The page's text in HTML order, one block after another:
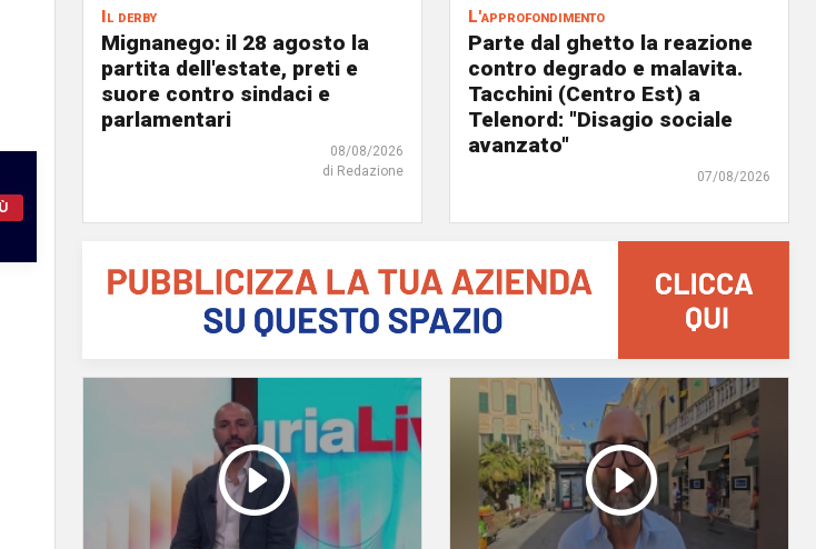
Il derby
Mignanego: il 28 agosto la
partita dell'estate, preti e
suore contro sindaci e
parlamentari
08/08/2026
di Redazione
L'approfondimento
Parte dal ghetto la reazione
contro degrado e malavita.
Tacchini (Centro Est) a
Telenord: "Disagio sociale
avanzato"
07/08/2026